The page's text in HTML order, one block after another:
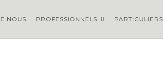
NOUS PROFESSIONNELS PARTICULIERS